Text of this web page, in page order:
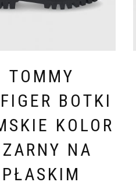
TOMMY
BOTKI
KOLOR
NA
PŁASKIM